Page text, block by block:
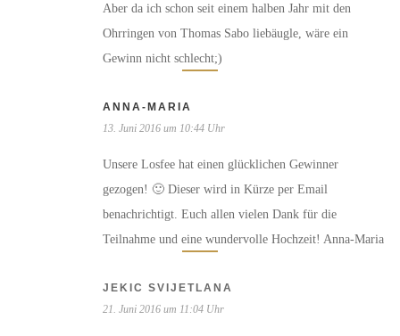
Aber da ich schon seit einem halben Jahr mit den
Ohrringen von Thomas Sabo liebäugle, wäre ein
Gewinn nicht schlecht;)
ANNA-MARIA
13. Juni 2016 um 10:44 Uhr
Unsere Losfee hat einen glücklichen Gewinner
gezogen! 🙂 Dieser wird in Kürze per Email
benachrichtigt. Euch allen vielen Dank für die
Teilnahme und eine wundervolle Hochzeit! Anna-Maria
JEKIC SVIJETLANA
21. Juni 2016 um 11:04 Uhr